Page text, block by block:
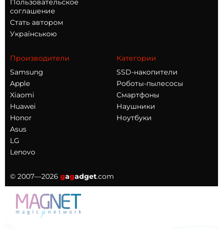
Пользовательское
соглашение
Стать автором
Українською
Производители
Samsung
Apple
Xiaomi
Huawei
Honor
Asus
LG
Lenovo
Категории
SSD-накопители
Роботы-пылесосы
Смартфоны
Наушники
Ноутбуки
© 2007—2026 gagadget.com